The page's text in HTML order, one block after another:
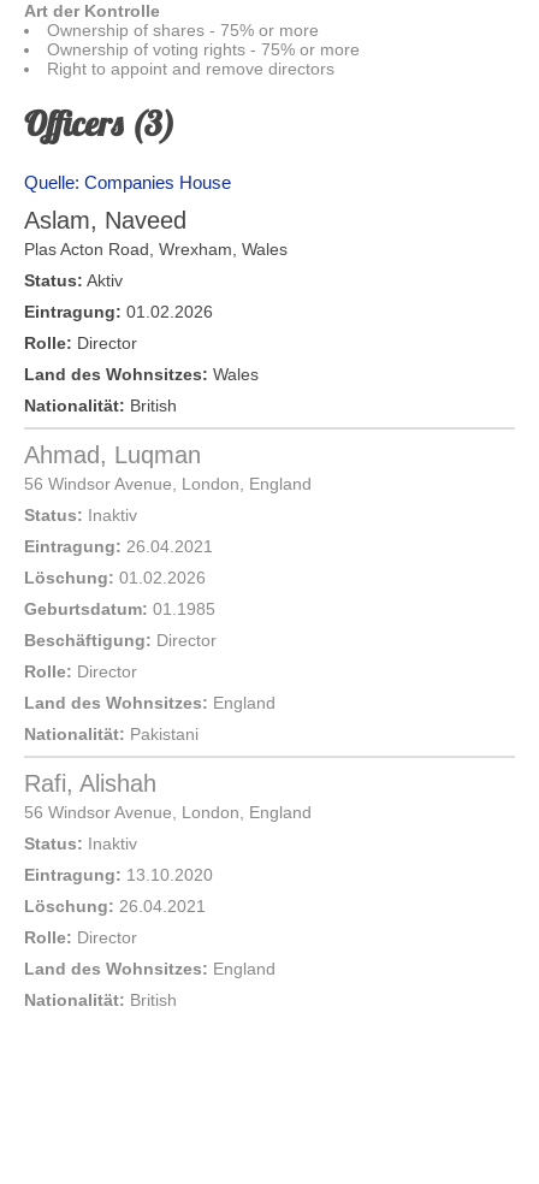
Art der Kontrolle
Ownership of shares - 75% or more
Ownership of voting rights - 75% or more
Right to appoint and remove directors
Officers (3)
Quelle: Companies House
Aslam, Naveed
Plas Acton Road, Wrexham Wales
Status: Aktiv
Eintragung: 01.02.2026
Rolle: Director
Land des Wohnsitzes: Wales
Nationalität: British
Ahmad, Luqman
56 Windsor Avenue, London
England
Status: Inaktiv
Eintragung: 26.04.2021
Löschung: 01.02.2026
Geburtsdatum: 01.1985
Beschäftigung: Director
Rolle: Director
Land des Wohnsitzes: England
Nationalität: Pakistani
Rafi, Alishah
56 Windsor Avenue, London
England
Status: Inaktiv
Eintragung: 13.10.2020
Löschung: 26.04.2021
Rolle: Director
Land des Wohnsitzes: England
Nationalität: British